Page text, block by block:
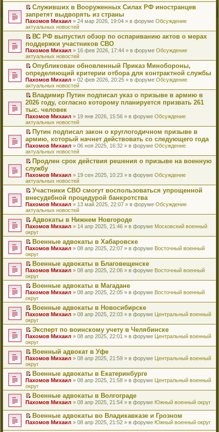
и
к
п
е
р
в
о
м
у
н
е
п
р
о
ч
и
т
а
н
н
о
м
у
с
о
о
б
щ
е
н
и
ю
р
е
й
т
и
к
п
е
р
в
о
м
у
н
е
п
р
о
ч
и
т
а
н
н
о
м
у
с
о
о
б
щ
е
н
и
ю
П
е
р
е
й
т
и
к
п
е
р
в
о
м
у
н
е
п
р
о
ч
и
т
а
н
н
о
м
у
с
о
о
б
щ
е
н
и
ю
Служивших в Вооруженных Силах РФ иностранцев
запретят выдворять из страны
Пахомов Михаил » 24 мар 2026, 19:04 » в форуме Обсуждение
актуальных новостей
П
е
р
е
й
т
и
к
п
е
р
в
о
м
у
н
е
п
р
о
ч
и
т
а
н
н
о
м
у
с
о
о
б
щ
е
н
и
ю
ВС РФ выпустил обзор по оспариванию актов о мерах
поддержки участников СВО
Пахомов Михаил » 16 фев 2026, 17:44 » в форуме Обсуждение
актуальных новостей
П
е
р
е
й
т
и
к
п
е
р
в
о
м
у
н
е
п
р
о
ч
и
т
а
н
н
о
м
у
с
о
о
б
щ
е
н
и
ю
Опубликован обновленный Приказ Минобороны,
определяющий критерии отбора для контрактной службы
Пахомов Михаил » 02 фев 2026, 20:25 » в форуме Обсуждение
актуальных новостей
П
е
р
е
й
т
и
к
п
е
р
в
о
м
у
н
е
п
р
о
ч
и
т
а
н
н
о
м
у
с
о
о
б
щ
е
н
и
ю
Владимир Путин подписал указ о призыве в армию в
2026 году, согласно которому планируется призвать 261
тыс. человек
Пахомов Михаил » 19 янв 2026, 15:56 » в форуме Обсуждение
актуальных новостей
П
е
р
е
й
т
и
к
п
е
р
в
о
м
у
н
е
п
р
о
ч
и
т
а
н
н
о
м
у
с
о
о
б
щ
е
н
и
ю
Путин подписал закон о круглогодичном призыве в
армию, который начнет действовать со следующего года
Пахомов Михаил » 06 ноя 2025, 16:32 » в форуме Обсуждение
актуальных новостей
П
е
р
е
й
т
и
к
п
е
р
в
о
м
у
н
е
п
р
о
ч
и
т
а
н
н
о
м
у
с
о
о
б
щ
е
н
и
ю
Продлен срок действия решения о призыве на военную
службу
Пахомов Михаил » 19 сен 2025, 10:23 » в форуме Обсуждение
актуальных новостей
П
е
р
е
й
т
и
к
п
е
р
в
о
м
у
н
е
п
р
о
ч
и
т
а
н
н
о
м
у
с
о
о
б
щ
е
н
ю
Участники СВО смогут воспользоваться упрощенной
внесудебной процедурой банкротства
Пахомов Михаил » 13 май 2025, 22:07 » в форуме Обсуждение
актуальных новостей
П
е
р
е
й
т
и
к
п
е
р
в
о
м
у
н
е
п
р
о
ч
и
т
а
н
н
о
м
у
с
о
б
щ
е
н
Адвокаты в Нижнем Новгороде
Пахомов Михаил » 14 апр 2025, 21:46 » в форуме Московский военный
округ
П
е
р
е
й
т
и
к
п
е
р
в
о
м
у
н
е
п
р
о
ч
и
т
а
н
н
о
м
у
с
о
Военные адвокаты в Хабаровске
Пахомов Михаил » 08 апр 2025, 22:07 » в форуме Восточный военный
округ
П
е
р
е
й
т
и
к
п
е
р
в
о
м
у
н
е
п
р
о
ч
и
т
а
н
н
о
Военные адвокаты в Благовещенске
Пахомов Михаил » 08 апр 2025, 22:06 » в форуме Восточный военный
округ
П
е
р
е
й
т
и
к
п
е
р
в
о
м
у
н
е
п
р
о
и
т
а
Военные адвокаты в Магадане
Пахомов Михаил » 08 апр 2025, 22:05 » в форуме Восточный военный
округ
П
е
р
е
й
т
и
к
п
е
р
в
о
м
у
н
п
р
о
ч
Военные адвокаты в Новосибирске
Пахомов Михаил » 08 апр 2025, 22:03 » в форуме Центральный военный
округ
П
е
р
е
й
т
и
к
п
е
р
в
о
м
у
н
Эксперт по воинскому учету в Челябинске
Пахомов Михаил » 08 апр 2025, 22:01 » в форуме Центральный военный
округ
П
е
р
е
й
т
и
к
п
е
р
в
Военный адвокат в Уфе
Пахомов Михаил » 08 апр 2025, 21:59 » в форуме Центральный военный
округ
П
е
р
е
й
и
к
п
Военные адвокаты в Екатеринбурге
Пахомов Михаил » 08 апр 2025, 21:58 » в форуме Центральный военный
округ
П
р
е
й
т
Военные адвокаты в Волгограде
Пахомов Михаил » 08 апр 2025, 21:54 » в форуме Южный военный округ
П
Военные адвокаты во Владикавказе и Грозном
Пахомов Михаил » 08 апр 2025, 21:52 » в форуме Южный военный округ